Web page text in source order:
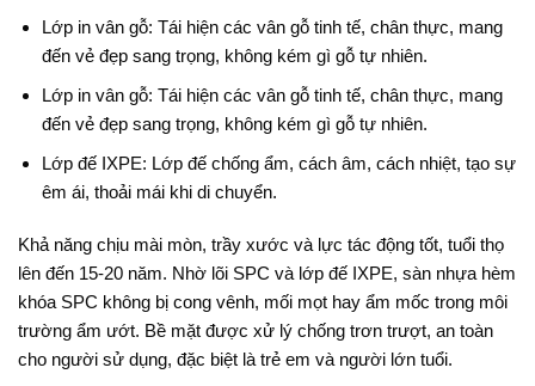
Lớp in vân gỗ: Tái hiện các vân gỗ tinh tế, chân thực, mang
đến vẻ đẹp sang trọng, không kém gì gỗ tự nhiên.
Lớp in vân gỗ: Tái hiện các vân gỗ tinh tế, chân thực, mang
đến vẻ đẹp sang trọng, không kém gì gỗ tự nhiên.
Lớp đế IXPE: Lớp đế chống ẩm, cách âm, cách nhiệt, tạo sự
êm ái, thoải mái khi di chuyển.
Khả năng chịu mài mòn, trầy xước và lực tác động tốt, tuổi thọ
lên đến 15-20 năm. Nhờ lõi SPC và lớp đế IXPE, sàn nhựa hèm
khóa SPC không bị cong vênh, mối mọt hay ẩm mốc trong môi
trường ẩm ướt. Bề mặt được xử lý chống trơn trượt, an toàn
cho người sử dụng, đặc biệt là trẻ em và người lớn tuổi.